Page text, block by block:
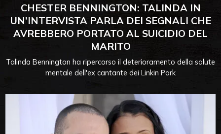
CHESTER BENNINGTON: TALINDA IN
UN’INTERVISTA PARLA DEI SEGNALI CHE
AVREBBERO PORTATO AL SUICIDIO DEL
MARITO
Talinda Bennington ha ripercorso il deterioramento della salute
mentale dell'ex cantante dei Linkin Park